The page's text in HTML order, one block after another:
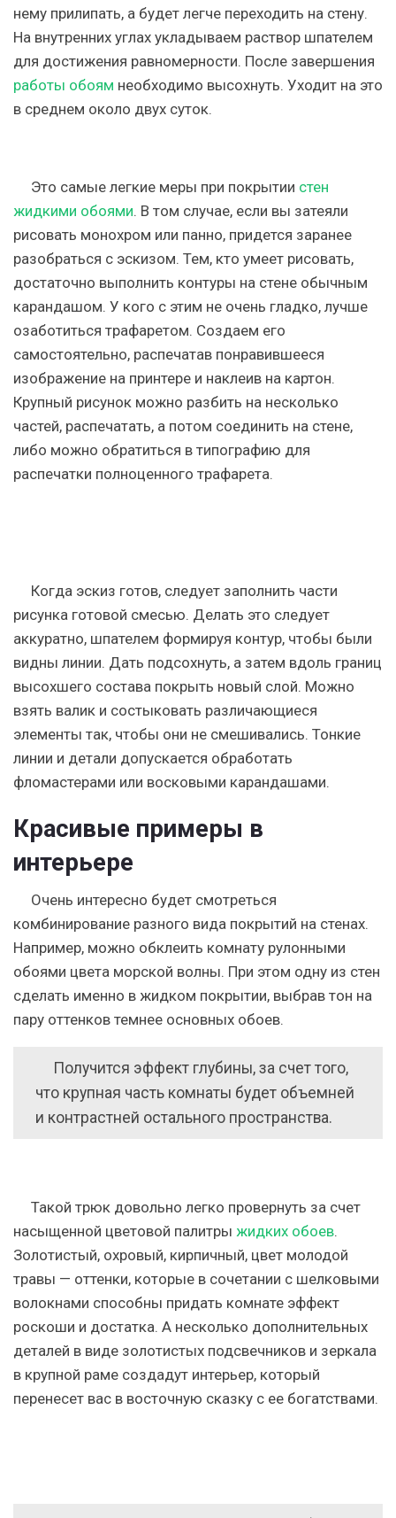
нему прилипать, а будет легче переходить на стену.
На внутренних углах укладываем раствор шпателем
для достижения равномерности. После завершения
работы обоям необходимо высохнуть. Уходит на это
в среднем около двух суток.
Это самые легкие меры при покрытии стен
жидкими обоями. В том случае, если вы затеяли
рисовать монохром или панно, придется заранее
разобраться с эскизом. Тем, кто умеет рисовать,
достаточно выполнить контуры на стене обычным
карандашом. У кого с этим не очень гладко, лучше
озаботиться трафаретом. Создаем его
самостоятельно, распечатав понравившееся
изображение на принтере и наклеив на картон.
Крупный рисунок можно разбить на несколько
частей, распечатать, а потом соединить на стене,
либо можно обратиться в типографию для
распечатки полноценного трафарета.
Когда эскиз готов, следует заполнить части
рисунка готовой смесью. Делать это следует
аккуратно, шпателем формируя контур, чтобы были
видны линии. Дать подсохнуть, а затем вдоль границ
высохшего состава покрыть новый слой. Можно
взять валик и состыковать различающиеся
элементы так, чтобы они не смешивались. Тонкие
линии и детали допускается обработать
фломастерами или восковыми карандашами.
Красивые примеры в
интерьере
Очень интересно будет смотреться
комбинирование разного вида покрытий на стенах.
Например, можно обклеить комнату рулонными
обоями цвета морской волны. При этом одну из стен
сделать именно в жидком покрытии, выбрав тон на
пару оттенков темнее основных обоев.
Получится эффект глубины, за счет того,
что крупная часть комнаты будет объемней
и контрастней остального пространства.
Такой трюк довольно легко провернуть за счет
насыщенной цветовой палитры жидких обоев.
Золотистый, охровый, кирпичный, цвет молодой
травы — оттенки, которые в сочетании с шелковыми
волокнами способны придать комнате эффект
роскоши и достатка. А несколько дополнительных
деталей в виде золотистых подсвечников и зеркала
в крупной раме создадут интерьер, который
перенесет вас в восточную сказку с ее богатствами.